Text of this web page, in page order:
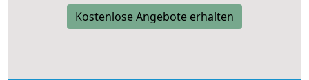
Kostenlose Angebote erhalten